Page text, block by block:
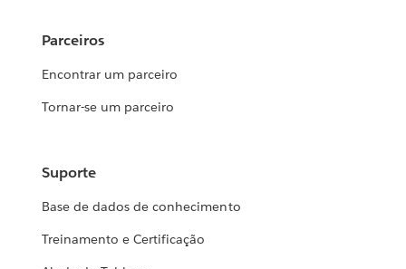
Parceiros
Encontrar um parceiro
Tornar-se um parceiro
Suporte
Base de dados de conhecimento
Treinamento e Certificação